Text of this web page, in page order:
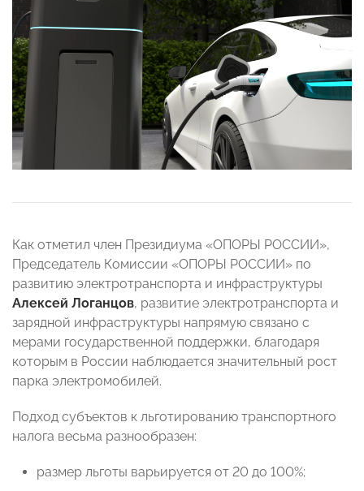
Как отметил член Президиума «ОПОРЫ РОССИИ»,
Председатель Комиссии «ОПОРЫ РОССИИ» по
развитию электротранспорта и инфраструктуры
Алексей Логанцов, развитие электротранспорта и
зарядной инфраструктуры напрямую связано с
мерами государственной поддержки, благодаря
которым в России наблюдается значительный рост
парка электромобилей.
Подход субъектов к льготированию транспортного
налога весьма разнообразен:
размер льготы варьируется от 20 до 100%;